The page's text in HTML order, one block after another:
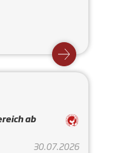
ab
30.07.2026